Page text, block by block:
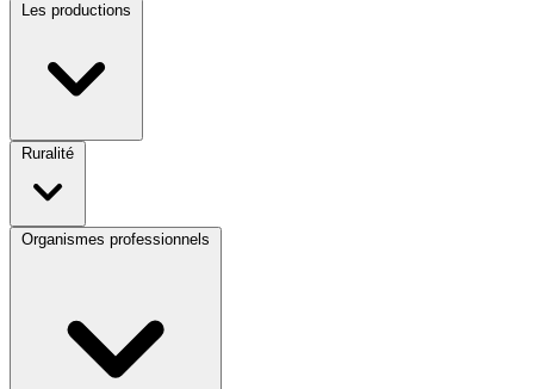
Les productions
Ruralité
Organismes professionnels